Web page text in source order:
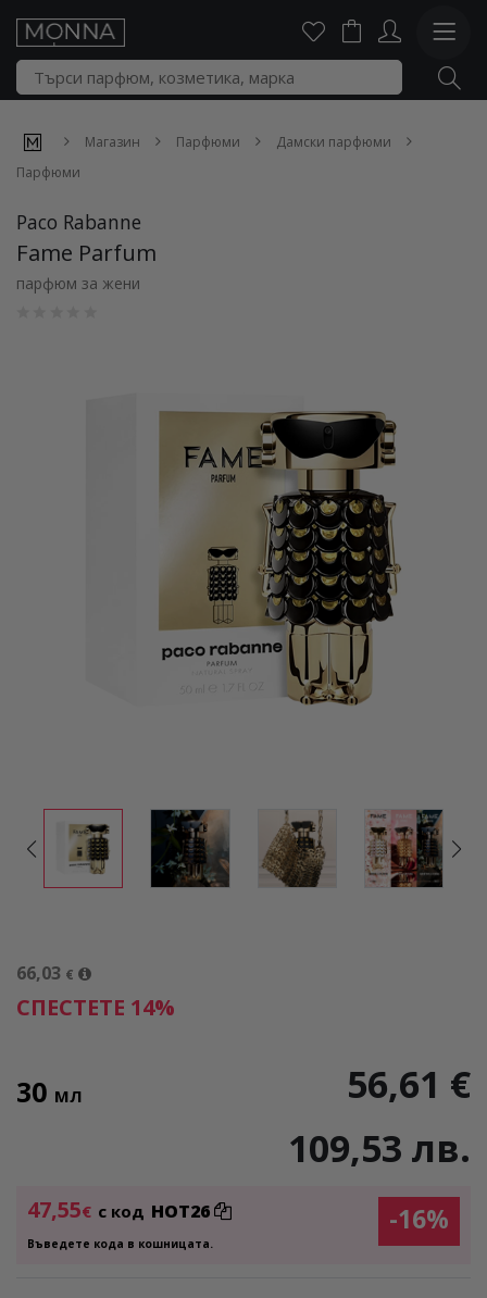
Магазин Парфюми
Дамски парфюми
Парфюми
Paco Rabanne
Fame Parfum
парфюм за жени
66,03 €
СПЕСТЕТЕ 14%
30 МЛ
56,61 €
109,53 лв.
47,55€ с код HOT26
Въведете кода в кошницата.
-16%